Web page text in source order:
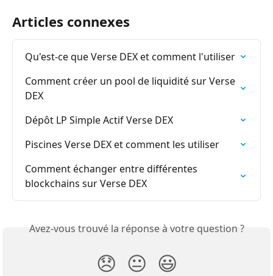
Articles connexes
Qu'est-ce que Verse DEX et comment l'utiliser
Comment créer un pool de liquidité sur Verse
DEX
Dépôt LP Simple Actif Verse DEX
Piscines Verse DEX et comment les utiliser
Comment échanger entre différentes
blockchains sur Verse DEX
Avez-vous trouvé la réponse à votre question ?
😞 😐 😃